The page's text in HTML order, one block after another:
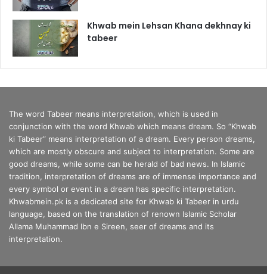
Khwab mein Lehsan Khana dekhnay ki
tabeer
The word Tabeer means interpretation, which is used in
conjunction with the word Khwab which means dream. So “Khwab
ki Tabeer” means interpretation of a dream. Every person dreams,
which are mostly obscure and subject to interpretation. Some are
good dreams, while some can be herald of bad news. In Islamic
tradition, interpretation of dreams are of immense importance and
every symbol or event in a dream has specific interpretation.
Khwabmein.pk is a dedicated site for Khwab ki Tabeer in urdu
language, based on the translation of renown Islamic Scholar
Allama Muhammad Ibn e Sireen, seer of dreams and its
interpretation.